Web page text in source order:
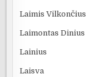
Laimis Vilkončius
Laimontas Dinius
Lainius
Laisva